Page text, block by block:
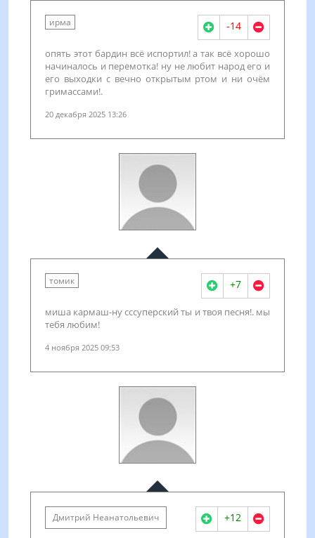
ирма -14
опять этот бардин всё испортил! а так всё хорошо
начиналось и перемотка! ну не любит народ его и
его выходки с вечно открытым ртом и ни очём
гримассами!.
20 декабря 2025 13:26
томик +7
миша кармаш-ну сссуперский ты и твоя песня!. мы
тебя любим!
4 ноября 2025 09:53
Дмитрий Неанатольевич +12